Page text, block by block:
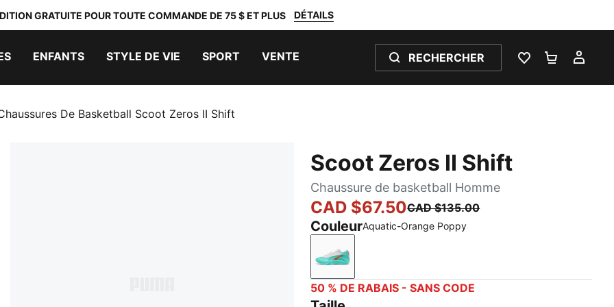
GRATUITE POUR TOUTE COMMANDE DE 75 $ ET PLUS DÉTAILS
ENFANTS STYLE DE VIE SPORT VENTE RECHERCHER
LISTE DEPANIER 0
De Basketball Scoot Zeros II Shift
Scoot Zeros II Shift
Chaussure de basketball Homme
CAD $67.50CAD $135.00
CouleurAquatic-Orange Poppy
Aquatic-Orange Poppy
50 % DE RABAIS - SANS CODE